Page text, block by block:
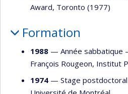
Award, Toronto (1977)
Formation
1988 — Année
François Rougeon, Institut
1974 — Stage